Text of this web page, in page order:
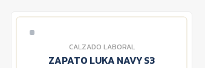
CALZADO LABORAL
ZAPATO LUKA NAVY S3